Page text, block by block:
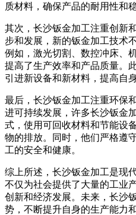
质材料，确保产品的耐用性和稳
其次，长沙钣金加工注重创新
步和发展，新的钣金加工技术
例如，激光切割、数控冲床、
提高了生产效率和产品质量。
引进新设备和新材料，提高自
最后，长沙钣金加工注重环保
进可持续发展，许多长沙钣金
式，使用可回收材料和节能设
物的排放。同时，他们严格遵
工的安全和健康。
综上所述，长沙钣金加工是现
不仅为社会提供了大量的工业
创新和经济发展。未来，长沙
势，不断提升自身的生产能力